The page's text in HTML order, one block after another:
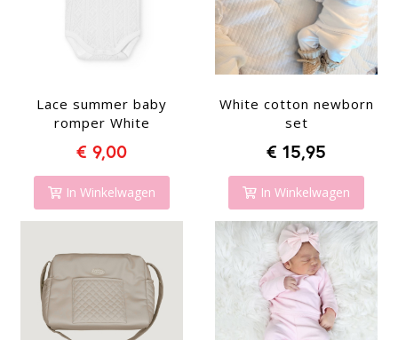
Lace summer baby
romper White
€ 9,00
In Winkelwagen
White cotton newborn
set
€ 15,95
In Winkelwagen